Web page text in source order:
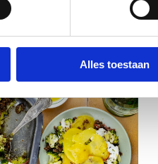
Alles toestaan
appel en
abrikozen